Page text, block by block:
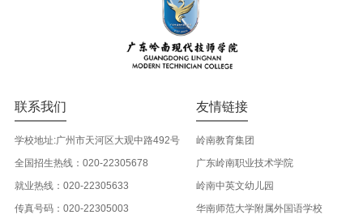
联系我们
学校地址:广州市天河区大观中路492号
全国招生热线：020-22305678
就业热线：020-22305633
传真号码：020-22305003
友情链接
岭南教育集团
广东岭南职业技术学院
岭南中英文幼儿园
华南师范大学附属外国语学校